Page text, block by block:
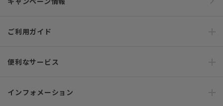
ご利用ガイド
便利なサービス
インフォメーション